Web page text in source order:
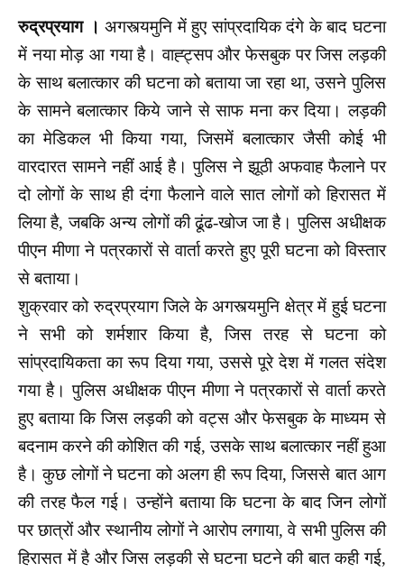
रुद्रप्रयाग । अगस्त्यमुनि में हुए सांप्रदायिक दंगे के बाद घटना
में नया मोड़ आ गया है। वाह्ट्सप और फेसबुक पर जिस लड़की
के साथ बलात्कार की घटना को बताया जा रहा था, उसने पुलिस
के सामने बलात्कार किये जाने से साफ मना कर दिया। लड़की
का मेडिकल भी किया गया, जिसमें बलात्कार जैसी कोई भी
वारदारत सामने नहीं आई है। पुलिस ने झूठी अफवाह फैलाने पर
दो लोगों के साथ ही दंगा फैलाने वाले सात लोगों को हिरासत में
लिया है, जबकि अन्य लोगों की ढूंढ-खोज जा है। पुलिस अधीक्षक
पीएन मीणा ने पत्रकारों से वार्ता करते हुए पूरी घटना को विस्तार
से बताया।
शुक्रवार को रुद्रप्रयाग जिले के अगस्त्यमुनि क्षेत्र में हुई घटना
ने सभी को शर्मशार किया है, जिस तरह से घटना को
सांप्रदायिकता का रूप दिया गया, उससे पूरे देश में गलत संदेश
गया है। पुलिस अधीक्षक पीएन मीणा ने पत्रकारों से वार्ता करते
हुए बताया कि जिस लड़की को वट्स और फेसबुक के माध्यम से
बदनाम करने की कोशित की गई, उसके साथ बलात्कार नहीं हुआ
है। कुछ लोगों ने घटना को अलग ही रूप दिया, जिससे बात आग
की तरह फैल गई। उन्होंने बताया कि घटना के बाद जिन लोगों
पर छात्रों और स्थानीय लोगों ने आरोप लगाया, वे सभी पुलिस की
हिरासत में है और जिस लड़की से घटना घटने की बात कही गई,